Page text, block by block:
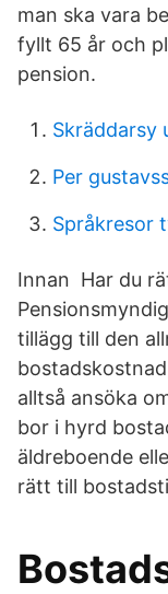
man ska vara
fyllt 65 år och
pension.
Skräddarsy
Per
Språkresor
Innan Har du
tillägg till den
alltså ansöka
bor i hyrd
äldreboende
rätt till